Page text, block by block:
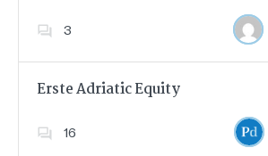
3
Dodajte u
Erste Adriatic Equity
16
Dodajte u